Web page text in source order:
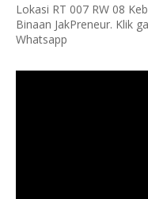
Lokasi RT 007 RW 08
Binaan JakPreneur. Klik
Whatsapp